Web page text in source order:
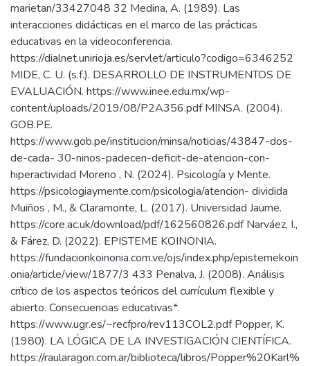
marietan/33427048 32 Medina, A. (1989). Las
interacciones didácticas en el marco de las prácticas
educativas en la videoconferencia.
https://dialnet.unirioja.es/servlet/articulo?codigo=6346252
MIDE, C. U. (s.f.). DESARROLLO DE INSTRUMENTOS DE
EVALUACIÓN. https://www.inee.edu.mx/wp-
content/uploads/2019/08/P2A356.pdf MINSA. (2004).
GOB.PE.
https://www.gob.pe/institucion/minsa/noticias/43847-dos-
de-cada- 30-ninos-padecen-deficit-de-atencion-con-
hiperactividad Moreno , N. (2024). Psicología y Mente.
https://psicologiaymente.com/psicologia/atencion- dividida
Muiños , M., & Claramonte, L. (2017). Universidad Jaume.
https://core.ac.uk/download/pdf/162560826.pdf Narváez, I.,
& Fárez, D. (2022). EPISTEME KOINONIA.
https://fundacionkoinonia.com.ve/ojs/index.php/epistemekoin
onia/article/view/1877/3 433 Penalva, J. (2008). Análisis
crítico de los aspectos teóricos del currículum flexible y
abierto. Consecuencias educativas*.
https://www.ugr.es/~recfpro/rev113COL2.pdf Popper, K.
(1980). LA LÓGICA DE LA INVESTIGACIÓN CIENTÍFICA.
https://raularagon.com.ar/biblioteca/libros/Popper%20Karl%